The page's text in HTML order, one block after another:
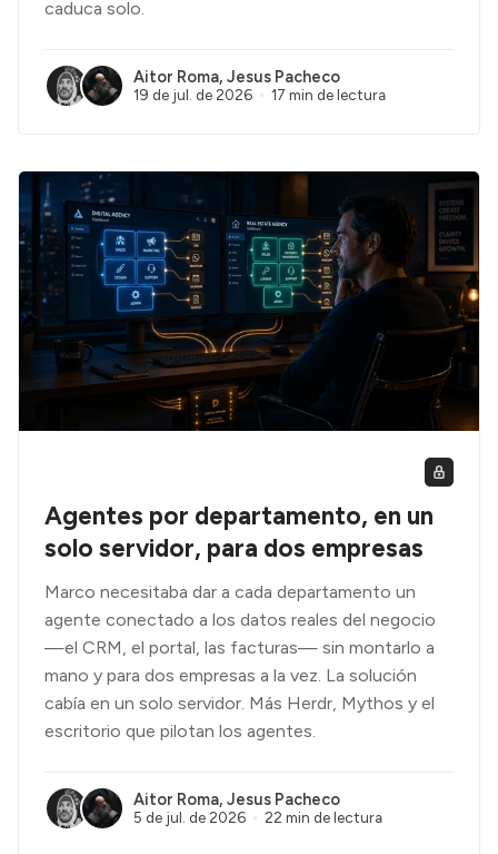
caduca solo.
Aitor Roma, Jesus Pacheco
19 de jul. de 2026 17 min de lectura
Agentes por departamento, en un
solo servidor, para dos empresas
Marco necesitaba dar a cada departamento un
agente conectado a los datos reales del negocio
—el CRM, el portal, las facturas— sin montarlo a
mano y para dos empresas a la vez. La solución
cabía en un solo servidor. Más Herdr, Mythos y el
escritorio que pilotan los agentes.
Aitor Roma, Jesus Pacheco
5 de jul. de 2026 22 min de lectura